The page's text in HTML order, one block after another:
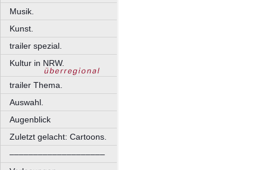
Musik.
Kunst.
trailer spezial.
Kultur in NRW.
trailer Thema.
Auswahl.
Augenblick
Zuletzt gelacht: Cartoons.
––––––––––––––––––––